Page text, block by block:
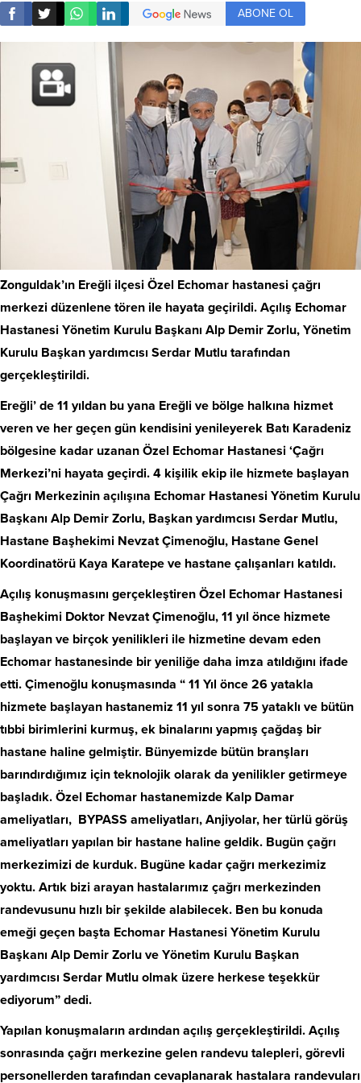
ABONE OL
Zonguldak’ın Ereğli ilçesi Özel Echomar hastanesi çağrı
merkezi düzenlene tören ile hayata geçirildi. Açılış Echomar
Hastanesi Yönetim Kurulu Başkanı Alp Demir Zorlu, Yönetim
Kurulu Başkan yardımcısı Serdar Mutlu tarafından
gerçekleştirildi.
Ereğli’ de 11 yıldan bu yana Ereğli ve bölge halkına hizmet
veren ve her geçen gün kendisini yenileyerek Batı Karadeniz
bölgesine kadar uzanan Özel Echomar Hastanesi ‘Çağrı
Merkezi’ni hayata geçirdi. 4 kişilik ekip ile hizmete başlayan
Çağrı Merkezinin açılışına Echomar Hastanesi Yönetim Kurulu
Başkanı Alp Demir Zorlu, Başkan yardımcısı Serdar Mutlu,
Hastane Başhekimi Nevzat Çimenoğlu, Hastane Genel
Koordinatörü Kaya Karatepe ve hastane çalışanları katıldı.
Açılış konuşmasını gerçekleştiren Özel Echomar Hastanesi
Başhekimi Doktor Nevzat Çimenoğlu, 11 yıl önce hizmete
başlayan ve birçok yenilikleri ile hizmetine devam eden
Echomar hastanesinde bir yeniliğe daha imza atıldığını ifade
etti. Çimenoğlu konuşmasında “ 11 Yıl önce 26 yatakla
hizmete başlayan hastanemiz 11 yıl sonra 75 yataklı ve bütün
tıbbi birimlerini kurmuş, ek binalarını yapmış çağdaş bir
hastane haline gelmiştir. Bünyemizde bütün branşları
barındırdığımız için teknolojik olarak da yenilikler getirmeye
başladık. Özel Echomar hastanemizde Kalp Damar
ameliyatları, BYPASS ameliyatları, Anjiyolar, her türlü görüş
ameliyatları yapılan bir hastane haline geldik. Bugün çağrı
merkezimizi de kurduk. Bugüne kadar çağrı merkezimiz
yoktu. Artık bizi arayan hastalarımız çağrı merkezinden
randevusunu hızlı bir şekilde alabilecek. Ben bu konuda
emeği geçen başta Echomar Hastanesi Yönetim Kurulu
Başkanı Alp Demir Zorlu ve Yönetim Kurulu Başkan
yardımcısı Serdar Mutlu olmak üzere herkese teşekkür
ediyorum” dedi.
Yapılan konuşmaların ardından açılış gerçekleştirildi. Açılış
sonrasında çağrı merkezine gelen randevu talepleri, görevli
personellerden tarafından cevaplanarak hastalara randevuları